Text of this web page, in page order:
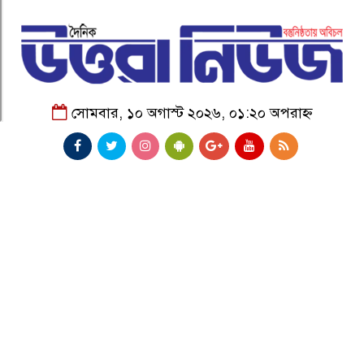
সোমবার, ১০ অগাস্ট ২০২৬, ০১:২০ অপরাহ্ন